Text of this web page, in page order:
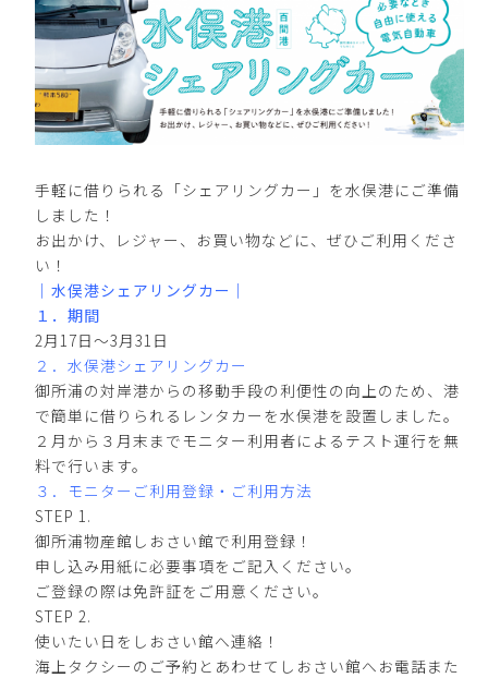
手軽に借りられる「シェアリングカー」を水俣港にご準備
しました！
お出かけ、レジャー、お買い物などに、ぜひご利用くださ
い！
｜水俣港シェアリングカー｜
１．期間
2月17日〜3月31日
２．水俣港シェアリングカー
御所浦の対岸港からの移動手段の利便性の向上のため、港
で簡単に借りられるレンタカーを水俣港を設置しました。
２月から３月末までモニター利用者によるテスト運行を無
料で行います。
３．モニターご利用登録・ご利用方法
STEP 1.
御所浦物産館しおさい館で利用登録！
申し込み用紙に必要事項をご記入ください。
ご登録の際は免許証をご用意ください。
STEP 2.
使いたい日をしおさい館へ連絡！
海上タクシーのご予約とあわせてしおさい館へお電話また